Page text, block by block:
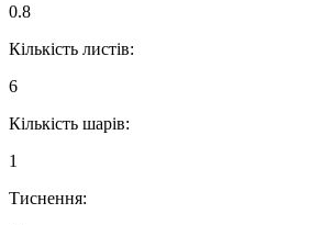
0.8
Кількість листів:
6
Кількість шарів:
1
Тиснення: